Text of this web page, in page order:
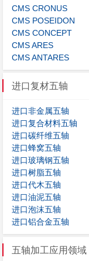
CMS CRONUS
CMS POSEIDON
CMS CONCEPT
CMS ARES
CMS ANTARES
进口复材五轴
进口非金属五轴
进口复合材料五轴
进口碳纤维五轴
进口蜂窝五轴
进口玻璃钢五轴
进口树脂五轴
进口代木五轴
进口油泥五轴
进口泡沫五轴
进口铝合金五轴
五轴加工应用领域